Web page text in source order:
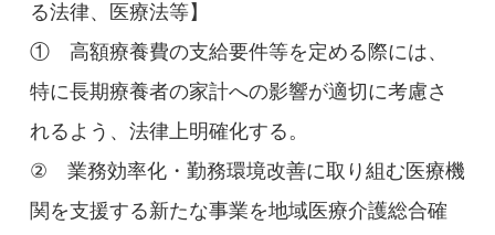
る法律、医療法等】
① 高額療養費の支給要件等を定める際には、
特に長期療養者の家計への影響が適切に考慮さ
れるよう、法律上明確化する。
② 業務効率化・勤務環境改善に取り組む医療機
関を支援する新たな事業を地域医療介護総合確